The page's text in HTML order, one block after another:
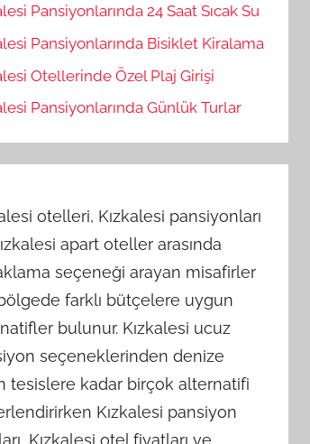
Pansiyonlarında 24 Saat Sıcak Su
Pansiyonlarında Bisiklet Kiralama
Otellerinde Özel Plaj Girişi
Pansiyonlarında Günlük Turlar
otelleri, Kızkalesi pansiyonları
apart oteller arasında
seçeneği arayan misafirler
farklı bütçelere uygun
bulunur. Kızkalesi ucuz
seçeneklerinden denize
tesislere kadar birçok alternatifi
Kızkalesi pansiyon